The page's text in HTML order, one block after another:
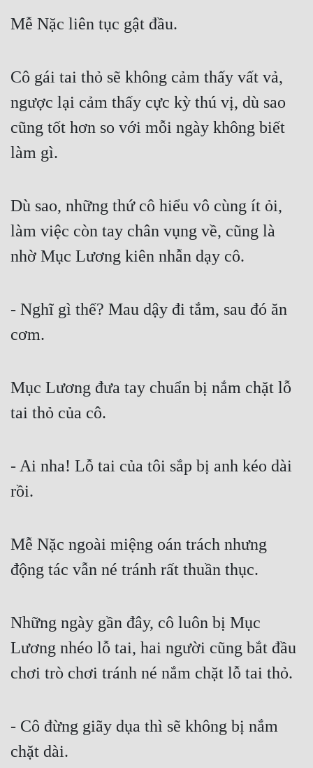
Mễ Nặc liên tục gật đầu.
Cô gái tai thỏ sẽ không cảm thấy vất vả,
ngược lại cảm thấy cực kỳ thú vị, dù sao
cũng tốt hơn so với mỗi ngày không biết
làm gì.
Dù sao, những thứ cô hiểu vô cùng ít ỏi,
làm việc còn tay chân vụng về, cũng là
nhờ Mục Lương kiên nhẫn dạy cô.
- Nghĩ gì thế? Mau dậy đi tắm, sau đó ăn
cơm.
Mục Lương đưa tay chuẩn bị nắm chặt lỗ
tai thỏ của cô.
- Ai nha! Lỗ tai của tôi sắp bị anh kéo dài
rồi.
Mễ Nặc ngoài miệng oán trách nhưng
động tác vẫn né tránh rất thuần thục.
Những ngày gần đây, cô luôn bị Mục
Lương nhéo lỗ tai, hai người cũng bắt đầu
chơi trò chơi tránh né nắm chặt lỗ tai thỏ.
- Cô đừng giãy dụa thì sẽ không bị nắm
chặt dài.